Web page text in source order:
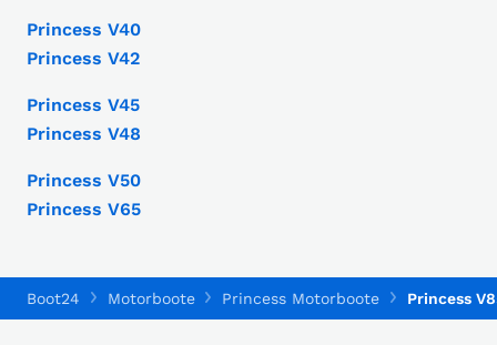
Princess V40
Princess V42
Princess V45
Princess V48
Princess V50
Princess V65
Boot24 Motorboote Princess Motorboote Princess